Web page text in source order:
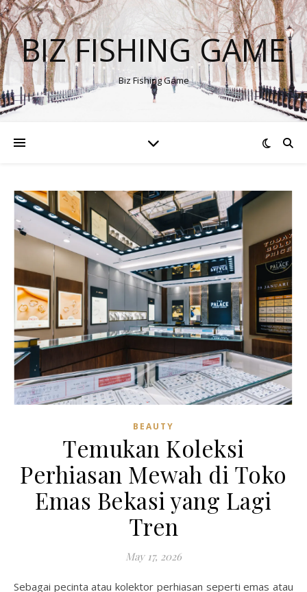
BIZ FISHING GAME
Biz Fishing Game
BEAUTY
Temukan Koleksi
Perhiasan Mewah di Toko
Emas Bekasi yang Lagi
Tren
May 17, 2026
Sebagai pecinta atau kolektor perhiasan seperti emas atau